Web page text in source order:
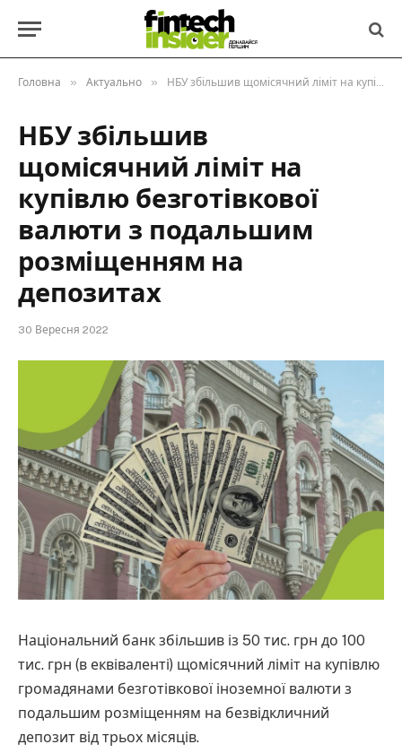
Головна » Актуально » НБУ збільшив щомісячний ліміт на купівлю безготівкової валюти з подальшим розміщенням на депозитах
НБУ збільшив
щомісячний ліміт на
купівлю безготівкової
валюти з подальшим
розміщенням на
депозитах
30 Вересня 2022
Національний банк збільшив із 50 тис. грн до 100
тис. грн (в еквіваленті) щомісячний ліміт на купівлю
громадянами безготівкової іноземної валюти з
подальшим розміщенням на безвідкличний
депозит від трьох місяців.